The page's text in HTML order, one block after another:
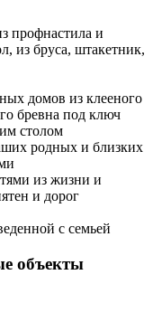
профнастила и
из бруса, штакетник,
домов из клееного
бревна под ключ
столом
родных и близких
из жизни и
и дорог
с семьей
объекты